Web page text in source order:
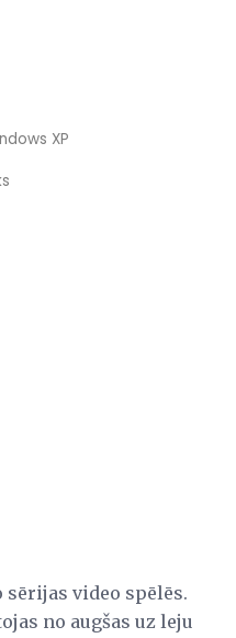
XP
video spēlēs.
no augšas uz leju